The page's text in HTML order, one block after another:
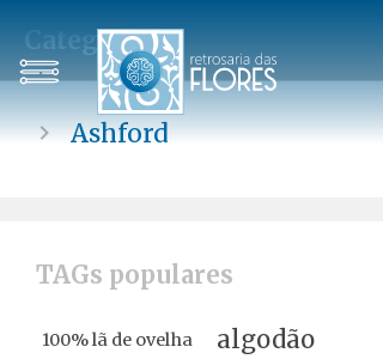
Categorias
Ashford
TAGs populares
100% lã de ovelha
algodão